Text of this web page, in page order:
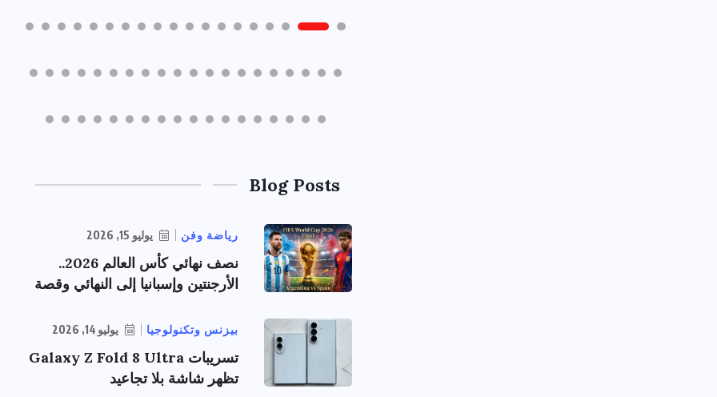
Blog Posts
رياضة وفن يوليو 15, 2026
نصف نهائي كأس العالم 2026..
الأرجنتين وإسبانيا إلى النهائي وقصة
بيزنس وتكنولوجيا يوليو 14, 2026
تسريبات Galaxy Z Fold 8 Ultra
تظهر شاشة بلا تجاعيد